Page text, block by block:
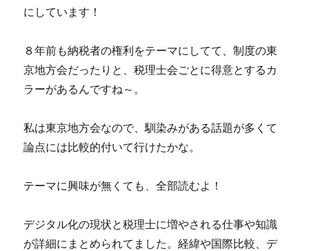
にしています！
８年前も納税者の権利をテーマにしてて、制度の東
京地方会だったりと、税理士会ごとに得意とするカ
ラーがあるんですね～。
私は東京地方会なので、馴染みがある話題が多くて
論点には比較的付いて行けたかな。
テーマに興味が無くても、全部読むよ！
デジタル化の現状と税理士に増やされる仕事や知識
が詳細にまとめられてました。経緯や国際比較、デ